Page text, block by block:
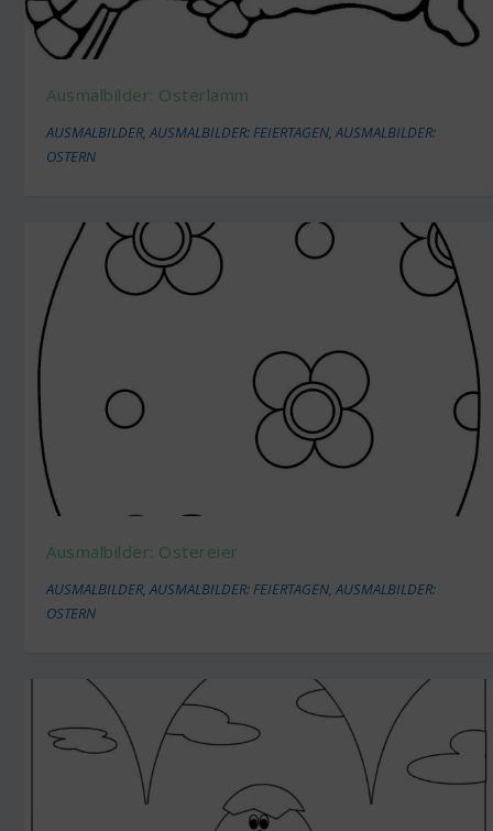
Ausmalbilder: Osterlamm
AUSMALBILDER,AUSMALBILDER: FEIERTAGEN,AUSMALBILDER:
OSTERN
Ausmalbilder: Ostereier
AUSMALBILDER,AUSMALBILDER: FEIERTAGEN,AUSMALBILDER:
OSTERN